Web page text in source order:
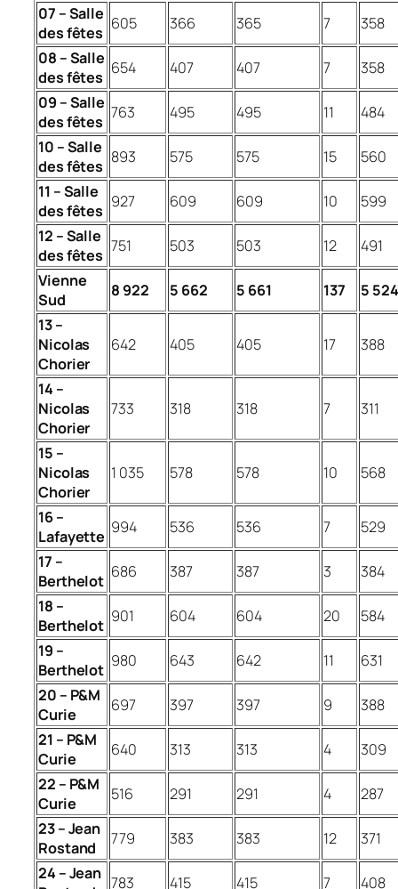
07 – Salle
des fêtes 605 366 365 7
358
08 – Salle
des fêtes 654 407 407 7
358
09 – Salle
des fêtes 763 495 495 11
484
10 – Salle
des fêtes 893 575 575 15
560
11 – Salle
des fêtes 927 609 609 10
599
12 – Salle
des fêtes 751 503 503 12
491
Vienne
Sud
8 922 5 662 5 661 137
5 524
13 –
Nicolas
Chorier
642 405 405 17 388
14 –
Nicolas
Chorier
733 318 318 7 311
15 –
Nicolas
Chorier
1 035 578 578 10 568
16 –
Lafayette 994 536 536 7
529
17 –
Berthelot 686 387 387 3
384
18 –
Berthelot 901 604 604 20
584
19 –
Berthelot 980 643 642 11
631
20 – P&M
Curie
697 397 397 9
388
21 – P&M
Curie
640 313 313 4
309
22 – P&M
Curie
516 291 291 4
287
23 – Jean
Rostand
779 383 383 12
371
24 – Jean 783 415 415 7 408